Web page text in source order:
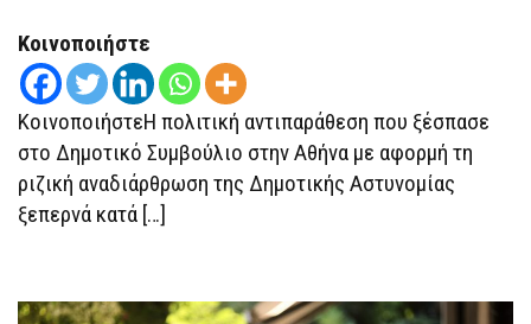
Η
ΣΎΓΚΡΟΥΣΗ
ΜΕ
ΤΟ
ΣΎΣΤΗΜΑ»
Κοινοποιήστε
ΚοινοποιήστεΗ πολιτική αντιπαράθεση που ξέσπασε
στο Δημοτικό Συμβούλιο στην Αθήνα με αφορμή τη
ριζική αναδιάρθρωση της Δημοτικής Αστυνομίας
ξεπερνά κατά […]